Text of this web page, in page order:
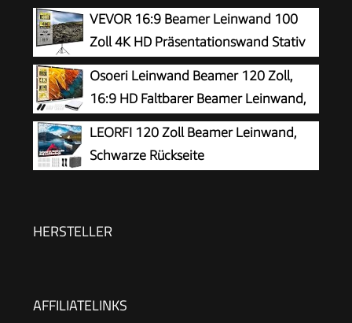
Dickerer, Lichtdichterer Projektor
Leinwände | Knitterfrei und Leicht zu Tragen -
Besonders Geeignet für Outdoor, Camping,
Zuhause
VEVOR 16:9 Beamer Leinwand 100
Zoll 4K HD Präsentationswand Stativ
Projektionsfläche 227x127cm
Rolloleinwand ​160-Grad-Betrachtungswinkel
Leinwand 200-250cm Höhenverstellbar für
Heimkino Tagungsraum
Osoeri Leinwand Beamer 120 Zoll,
16:9 HD Faltbarer Beamer Leinwand,
Anti-Falten Doppelseitige Projector
Screen 265x149cm, Tragbarer Projektor
Leinwände für Zuhause, Schule, Treffen
LEORFI 120 Zoll Beamer Leinwand,
Schwarze Rückseite
HERSTELLER
AFFILIATELINKS